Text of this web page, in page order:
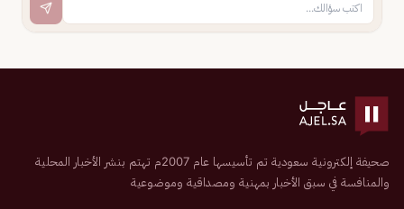
صحيفة إلكترونية سعودية تم تأسيسها عام 2007م تهتم بنشر الأخبار المحلية
والمنافسة في سبق الأخبار بمهنية ومصداقية وموضوعية